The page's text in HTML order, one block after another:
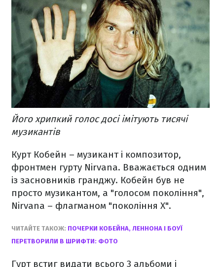
Його хрипкий голос досі імітують тисячі
музикантів
Курт Кобейн – музикант і композитор,
фронтмен гурту Nirvana. Вважається одним
із засновників гранджу. Кобейн був не
просто музикантом, а "голосом покоління",
Nirvana – флагманом "покоління Х".
ЧИТАЙТЕ ТАКОЖ: ПОЧЕРКИ КОБЕЙНА, ЛЕННОНА І БОУЇ
ПЕРЕТВОРИЛИ В ШРИФТИ: ФОТО
Гурт встиг видати всього 3 альбоми і